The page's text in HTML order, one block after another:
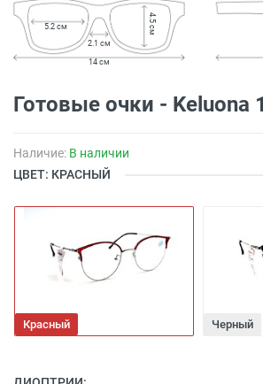
2.1 см
5.2 см 4.5 см
14 см
Готовые очки - Keluona
Наличие: В наличии
ЦВЕТ: КРАСНЫЙ
Красный Черный